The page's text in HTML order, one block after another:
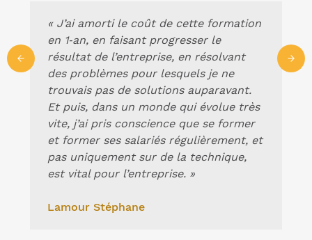
« J’ai amorti le coût de cette formation
en 1‑an, en faisant progresser le
résultat de l’entreprise, en résolvant
des problèmes pour lesquels je ne
trouvais pas de solutions auparavant.
Et puis, dans un monde qui évolue très
vite, j’ai pris conscience que se former
et former ses salariés régulièrement, et
pas uniquement sur de la technique,
est vital pour l’entreprise. »
Lamour Stéphane